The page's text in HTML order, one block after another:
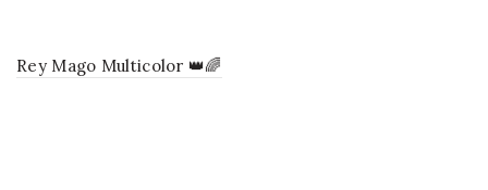
Rey Mago Multicolor 👑🌈